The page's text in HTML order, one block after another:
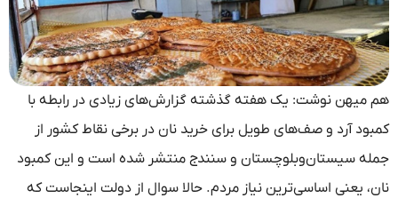
هم میهن نوشت: یک هفته گذشته گزارش‌های زیادی در رابطه با
کمبود آرد و صف‌های طویل برای خرید نان در برخی نقاط کشور از
جمله سیستان‌وبلوچستان و سنندج منتشر شده است و این کمبود
نان، یعنی اساسی‌ترین نیاز مردم. حالا سوال از دولت اینجاست که